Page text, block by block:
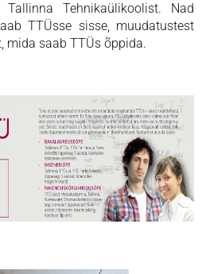
Tehnikaülikoolist. Nad
TTÜsse sisse, muudatustest
mida saab TTÜs õppida.